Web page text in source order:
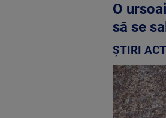
O
să se
ȘTIRI